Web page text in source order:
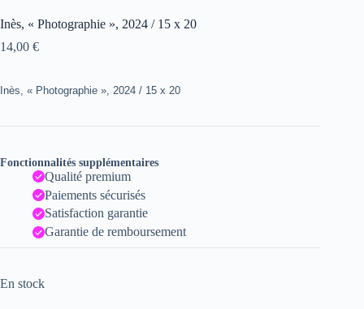
Inès, « Photographie », 2024 / 15 x 20
14,00 €
Inès, « Photographie », 2024 / 15 x 20
Fonctionnalités supplémentaires
Qualité premium
Paiements sécurisés
Satisfaction garantie
Garantie de remboursement
En stock